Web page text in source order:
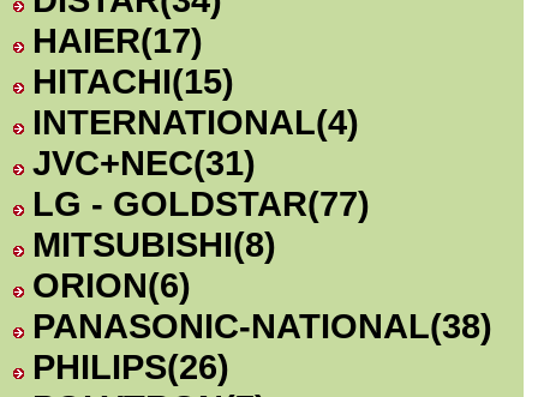
HAIER(17)
HITACHI(15)
INTERNATIONAL(4)
JVC+NEC(31)
LG - GOLDSTAR(77)
MITSUBISHI(8)
ORION(6)
PANASONIC-NATIONAL(38)
PHILIPS(26)